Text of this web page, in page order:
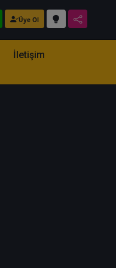
Üye Ol
İletişim